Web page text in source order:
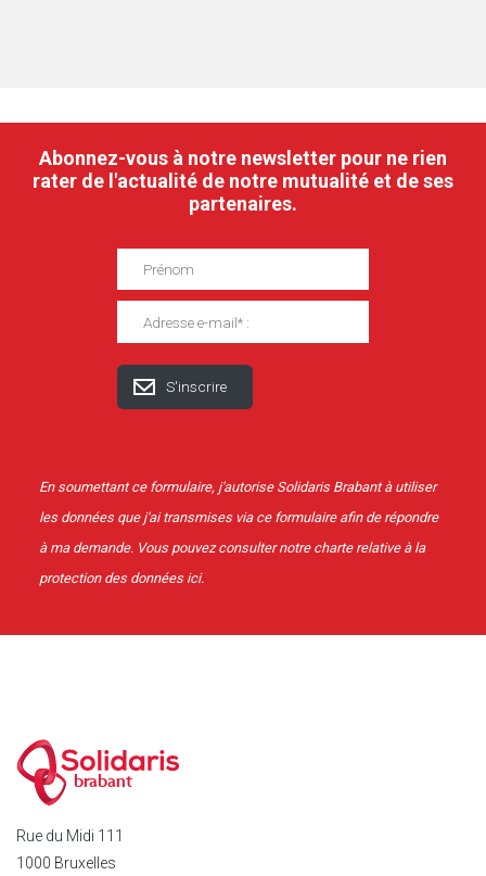
Attention !Le traitement par le service Médiation et
Qualité de Service ne suspend pas les délais de recours
Abonnez-vous à notre newsletter pour ne rien
rater de l'actualité de notre mutualité et de ses
partenaires.
En soumettant ce formulaire, j'autorise Solidaris Brabant à utiliser
les données que j'ai transmises via ce formulaire afin de répondre
à ma demande. Vous pouvez consulter notre charte relative à la
protection des données ici.
brabant
Rue du Midi 111
1000 Bruxelles